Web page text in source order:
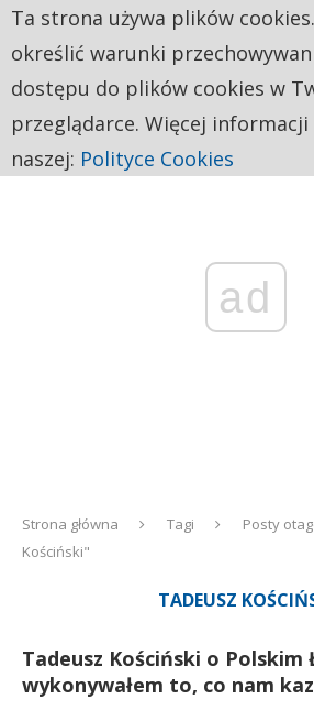
ad
Strona główna Tagi
Posty
Kościński"
TADEUSZ
Tadeusz Kościński o Polskim
wykonywałem to, co nam
Ta strona używa plików
określić warunki
dostępu do plików cookies w
przeglądarce. Więcej informacji
naszej: Polityce Cookies